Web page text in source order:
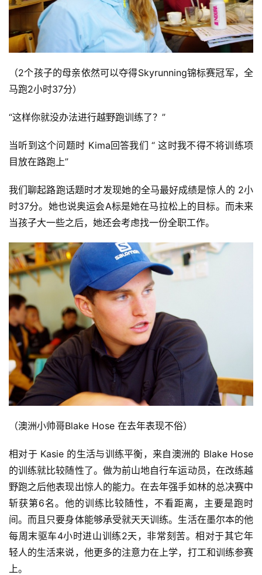
备
训
练
视
用
精
选
动
集
（2个孩子的母亲依然可以夺得Skyrunning锦标赛冠军，全
马跑2小时37分）
“这样你就没办法进行越野跑训练了？”
当听到这个问题时 Kima回答我们 “ 这时我不得不将训练项
目放在路跑上”
我们聊起路跑话题时才发现她的全马最好成绩是惊人的 2小
时37分。她也说奥运会A标是她在马拉松上的目标。而未来
当孩子大一些之后，她还会考虑找一份全职工作。
（澳洲小帅哥Blake Hose 在去年表现不俗）
相对于 Kasie 的生活与训练平衡，来自澳洲的 Blake Hose
的训练就比较随性了。做为前山地自行车运动员，在改练越
野跑之后他表现出惊人的能力。在去年强手如林的总决赛中
斩获第6名。他的训练比较随性，不看距离，主要是跑时
间。而且只要身体能够承受就天天训练。生活在墨尔本的他
每周末驱车4小时进山训练2天，非常刻苦。相对于其它年
轻人的生活来说，他更多的注意力在上学，打工和训练参赛
上。